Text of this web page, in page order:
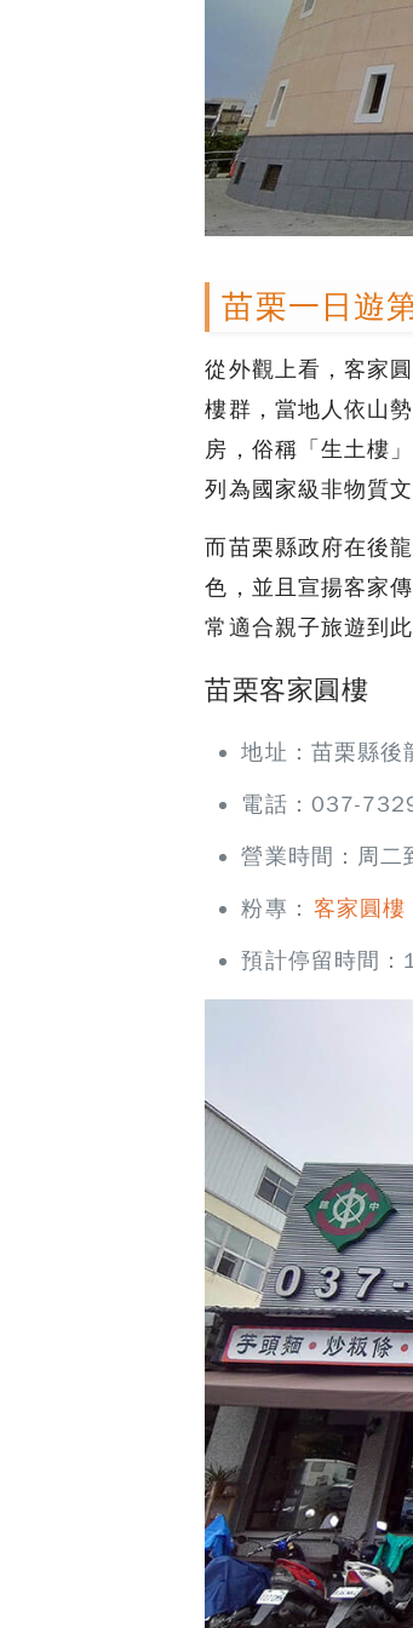
苗栗一日遊
從外觀上看，客家
樓群，當地人依山
房，俗稱「生土樓
列為國家級非物質
而苗栗縣政府在後
色，並且宣揚客家
常適合親子旅遊到此
苗栗客家圓樓
地址：苗栗縣
電話：037-
營業時間：周
粉專： 客家圓樓
預計停留時間：